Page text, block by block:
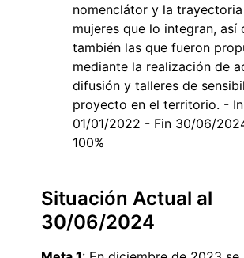
nomenclátor y la
mujeres que lo integran, así
también las que fueron
mediante la realización de
difusión y talleres de
proyecto en el territorio. -
01/01/2022 - Fin 30/06/
100%
Situación Actual al
30/06/2024